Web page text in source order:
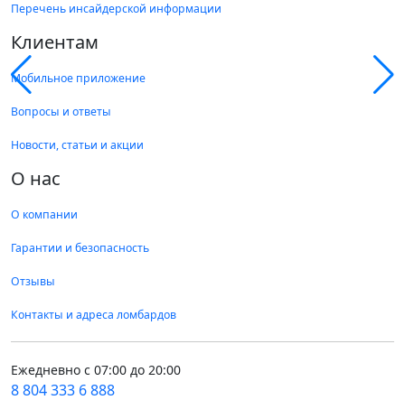
Перечень инсайдерской информации
Клиентам
Мобильное приложение
Вопросы и ответы
Новости, статьи и акции
О нас
О компании
Гарантии и безопасность
Отзывы
Контакты и адреса ломбардов
Ежедневно с 07:00 до 20:00
8 804 333 6 888